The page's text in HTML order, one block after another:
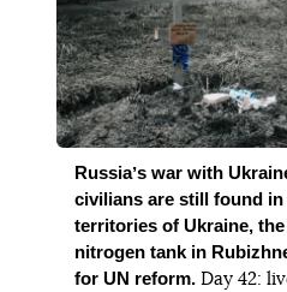
Russiaʼs war with
civilians are still found in
territories of Ukraine,
nitrogen tank in
for UN reform. Day 42: